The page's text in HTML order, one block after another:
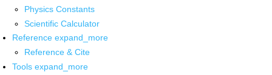
Physics Constants
Scientific Calculator
Reference expand_more
Reference & Cite
Tools expand_more